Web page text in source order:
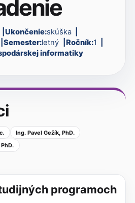
Ukončenie:skúška
Semester:letný Ročník:1
informatiky
Ing. Pavel Gežík, PhD.
programoch